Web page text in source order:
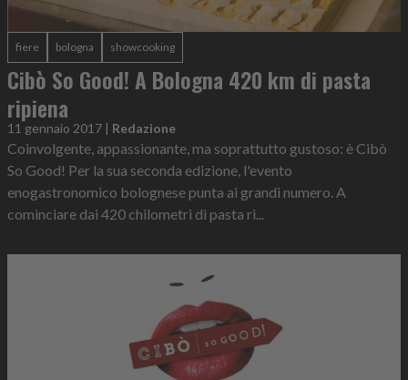
fiere bologna showcooking
Cibò So Good! A Bologna 420 km di pasta
ripiena
11 gennaio 2017 | Redazione
Coinvolgente, appassionante, ma soprattutto gustoso: è Cibò
So Good! Per la sua seconda edizione, l'evento
enogastronomico bolognese punta ai grandi numero. A
cominciare dai 420 chilometri di pasta ri...